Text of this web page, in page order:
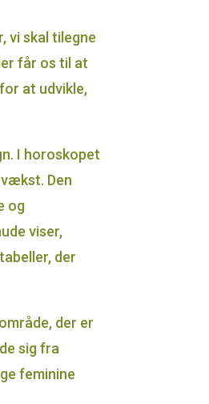
vi skal tilegne
får os til at
at udvikle,
I horoskopet
Den
og
viser,
der
der er
sig fra
feminine